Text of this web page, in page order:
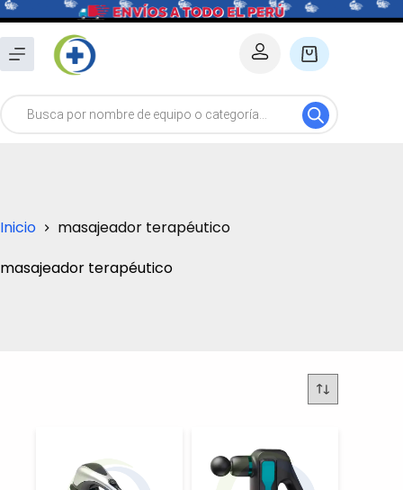
Saltar
al
contenido
Carro
compra
Inicio
masajeador terapéutico
masajeador terapéutico